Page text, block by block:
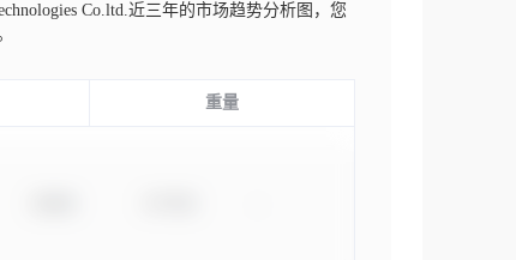
Co.ltd.近三年的市场趋势分析图，您
重量